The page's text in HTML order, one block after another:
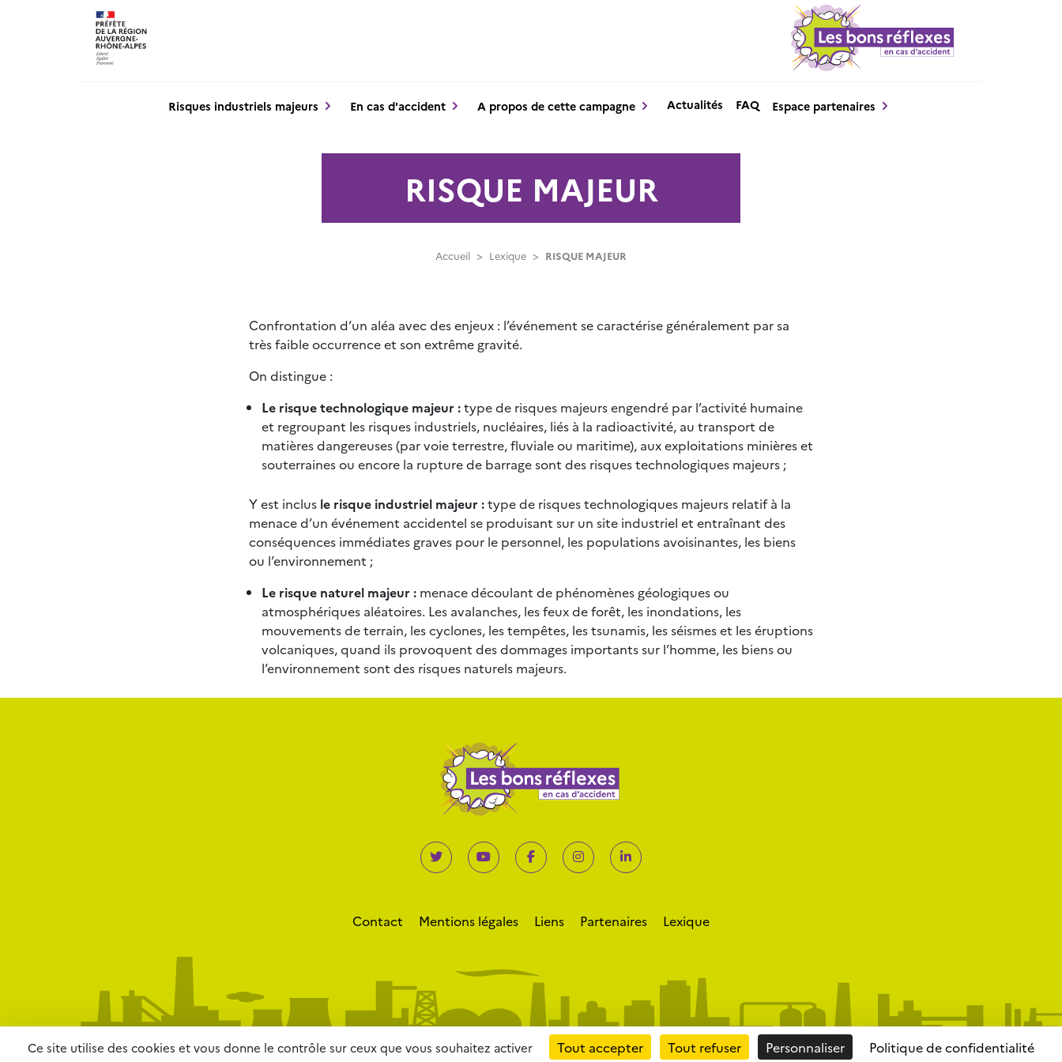
Risques industriels majeurs En cas d'accident A propos de cette campagne Actualités FAQ Espace partenaires
RISQUE MAJEUR
Accueil > Lexique > RISQUE MAJEUR
Confrontation d’un aléa avec des enjeux : l’événement se caractérise généralement par sa
très faible occurrence et son extrême gravité.
On distingue :
Le risque technologique majeur :type de risques majeurs engendré par l’activité humaine
et regroupant les risques industriels, nucléaires, liés à la radioactivité, au transport de
matières dangereuses (par voie terrestre, fluviale ou maritime), aux exploitations minières et
souterraines ou encore la rupture de barrage sont des risques technologiques majeurs ;
Y est inclusle risque industriel majeur :type de risques technologiques majeurs relatif à la
menace d’un événement accidentel se produisant sur un site industriel et entraînant des
conséquences immédiates graves pour le personnel, les populations avoisinantes, les biens
ou l’environnement ;
Le risque naturel majeur :menace découlant de phénomènes géologiques ou
atmosphériques aléatoires. Les avalanches, les feux de forêt, les inondations, les
mouvements de terrain, les cyclones, les tempêtes, les tsunamis, les séismes et les éruptions
volcaniques, quand ils provoquent des dommages importants sur l’homme, les biens ou
l’environnement sont des risques naturels majeurs.
Contact Mentions légales Liens Partenaires Lexique
Panneau de gestion des cookies
Ce site utilise des cookies et vous donne le contrôle sur ceux que vous souhaitez activer Tout accepter Tout refuser Personnaliser Politique de confidentialité